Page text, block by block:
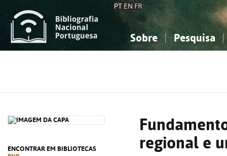
PT EN FR
Sobre Pesquisa
ENCONTRAR EM BIBLIOTECAS
regional e